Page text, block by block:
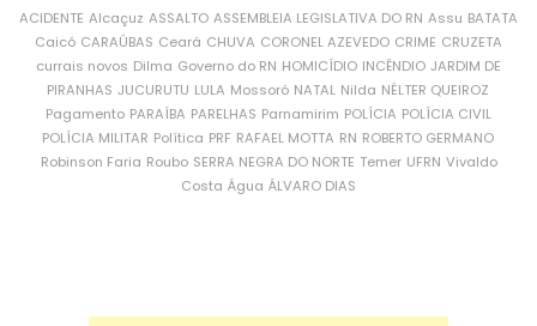
ACIDENTE Alcaçuz ASSALTO ASSEMBLEIA LEGISLATIVA DO RN Assu BATATA
Caicó CARAÚBAS Ceará CHUVA CORONEL AZEVEDO CRIME CRUZETA
currais novos Dilma Governo do RN HOMICÍDIO INCÊNDIO JARDIM DE
PIRANHAS JUCURUTU LULA Mossoró NATAL Nilda NÉLTER QUEIROZ
Pagamento PARAÍBA PARELHAS Parnamirim POLÍCIA POLÍCIA CIVIL
POLÍCIA MILITAR Política PRF RAFAEL MOTTA RN ROBERTO GERMANO
Robinson Faria Roubo SERRA NEGRA DO NORTE Temer UFRN Vivaldo
Costa Água ÁLVARO DIAS